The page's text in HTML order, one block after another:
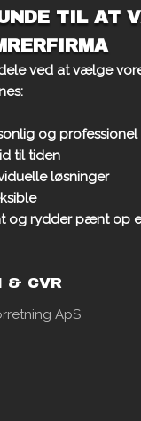
TIL AT
ved at vælge
og
til tiden
løsninger
og rydder pænt op
& CVR​
ApS